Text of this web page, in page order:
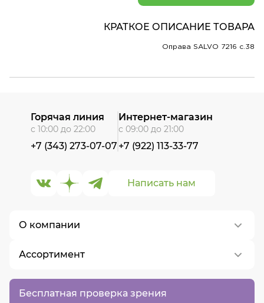
КРАТКОЕ ОПИСАНИЕ ТОВАРА
Оправа SALVO 7216 c.38
Бесплатная проверка зрения
О компании
О нас
Контакты
Вакансии
Ассортимент
Написать нам
Горячая линия
с 10:00 до 22:00
+7 (343) 273-07-07
Интернет-магазин
с 09:00 до 21:00
+7 (922) 113-33-77